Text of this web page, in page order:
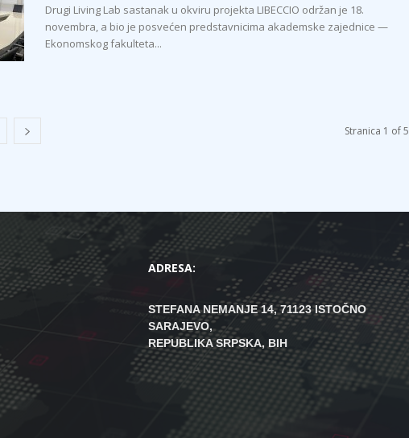
Drugi Living Lab sastanak u okviru projekta LIBECCIO održan je 18.
novembra, a bio je posvećen predstavnicima akademske zajednice —
Ekonomskog fakulteta...
Stranica 1 of 5
ADRESA:
STEFANA NEMANJE 14, 71123 ISTOČNO
SARAJEVO,
REPUBLIKA SRPSKA, BIH